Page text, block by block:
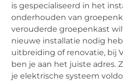
is gespecialiseerd in het
onderhouden van
verouderde groepenkast
nieuwe installatie nodig
uitbreiding of renovatie, bij
ben je aan het juiste adres.
je elektrische systeem